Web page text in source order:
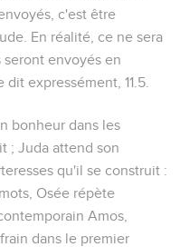
c'est être
En réalité, ce ne sera
seront envoyés en
dit expressément, 11.5
bonheur dans les
; Juda attend son
qu'il se construit :
Osée répète
Amos,
dans le premier